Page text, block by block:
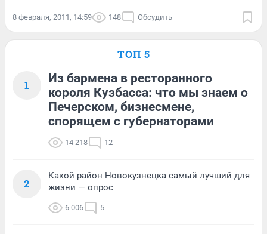
8 февраля, 2011, 14:59 148 Обсудить
ТОП 5
1
Из бармена в ресторанного
короля Кузбасса: что мы знаем о
Печерском, бизнесмене,
спорящем с губернаторами
14 218 12
2
Какой район Новокузнецка самый лучший для
жизни — опрос
6 006 5